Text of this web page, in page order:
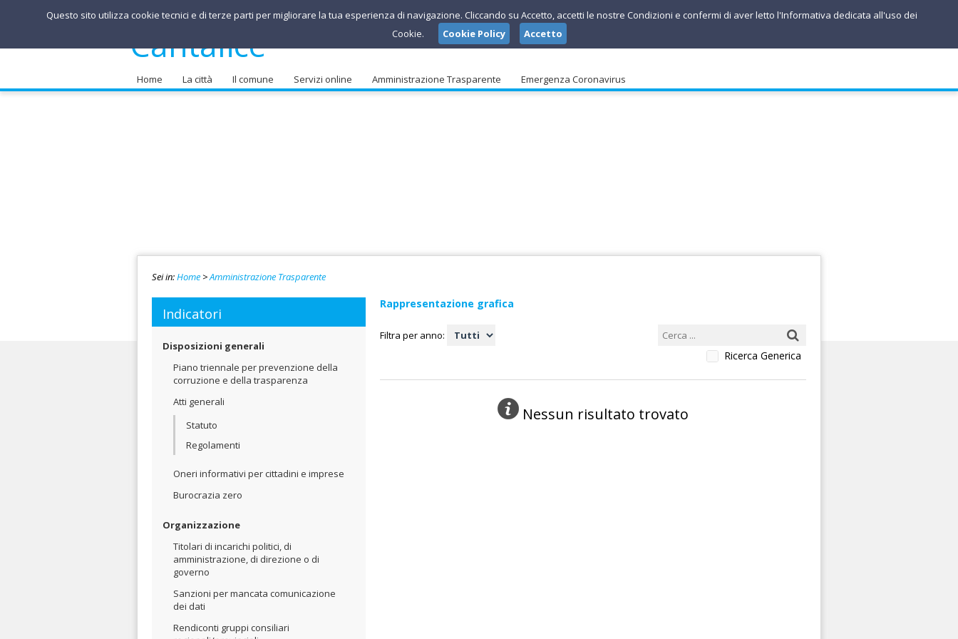
Comune di
Cantalice
Home La città Il comune Servizi online Amministrazione Trasparente Emergenza Coronavirus
Sei in:Home >Amministrazione Trasparente
Indicatori
Disposizioni generali
Piano triennale per prevenzione della
corruzione e della trasparenza
Atti generali
Statuto
Regolamenti
Oneri informativi per cittadini e imprese
Burocrazia zero
Organizzazione
Titolari di incarichi politici, di
amministrazione, di direzione o di
governo
Sanzioni per mancata comunicazione
dei dati
Rendiconti gruppi consiliari
Rappresentazione grafica
Filtra per anno:
Ricerca Generica
Nessun risultato trovato
Questo sito utilizza cookie tecnici e di terze parti per migliorare la tua esperienza di navigazione. Cliccando su Accetto, accetti le nostre Condizioni e confermi di aver letto l'Informativa dedicata all'uso dei
Cookie.
Cookie Policy Accetto